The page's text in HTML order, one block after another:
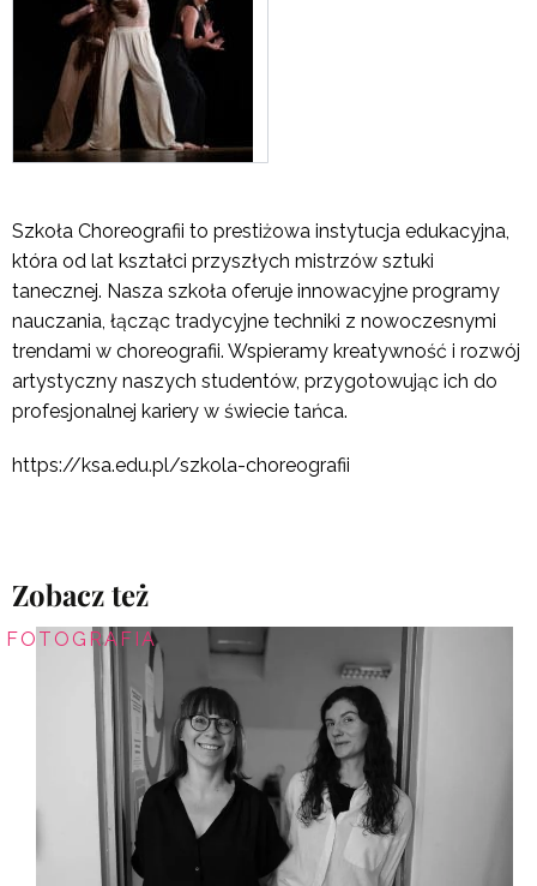
Szkoła Choreografii to prestiżowa instytucja edukacyjna,
która od lat kształci przyszłych mistrzów sztuki
tanecznej. Nasza szkoła oferuje innowacyjne programy
nauczania, łącząc tradycyjne techniki z nowoczesnymi
trendami w choreografii. Wspieramy kreatywność i rozwój
artystyczny naszych studentów, przygotowując ich do
profesjonalnej kariery w świecie tańca.
https://ksa.edu.pl/szkola-choreografii
Zobacz też
FOTOGRAFIA